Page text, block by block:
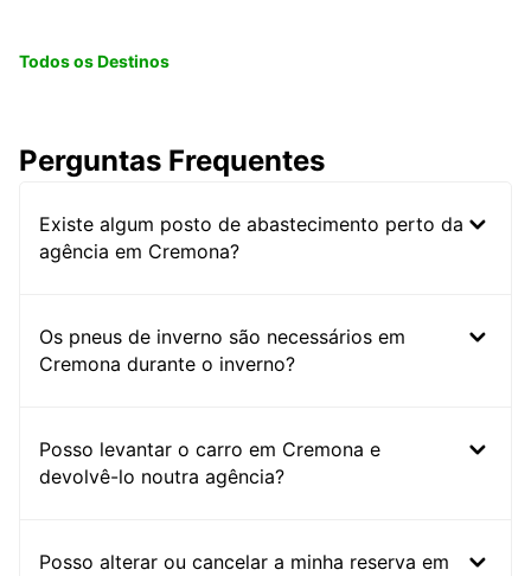
Todos os Destinos
Perguntas Frequentes
Existe algum posto de abastecimento perto da
agência em Cremona?
Os pneus de inverno são necessários em
Cremona durante o inverno?
Posso levantar o carro em Cremona e
devolvê-lo noutra agência?
Posso alterar ou cancelar a minha reserva em